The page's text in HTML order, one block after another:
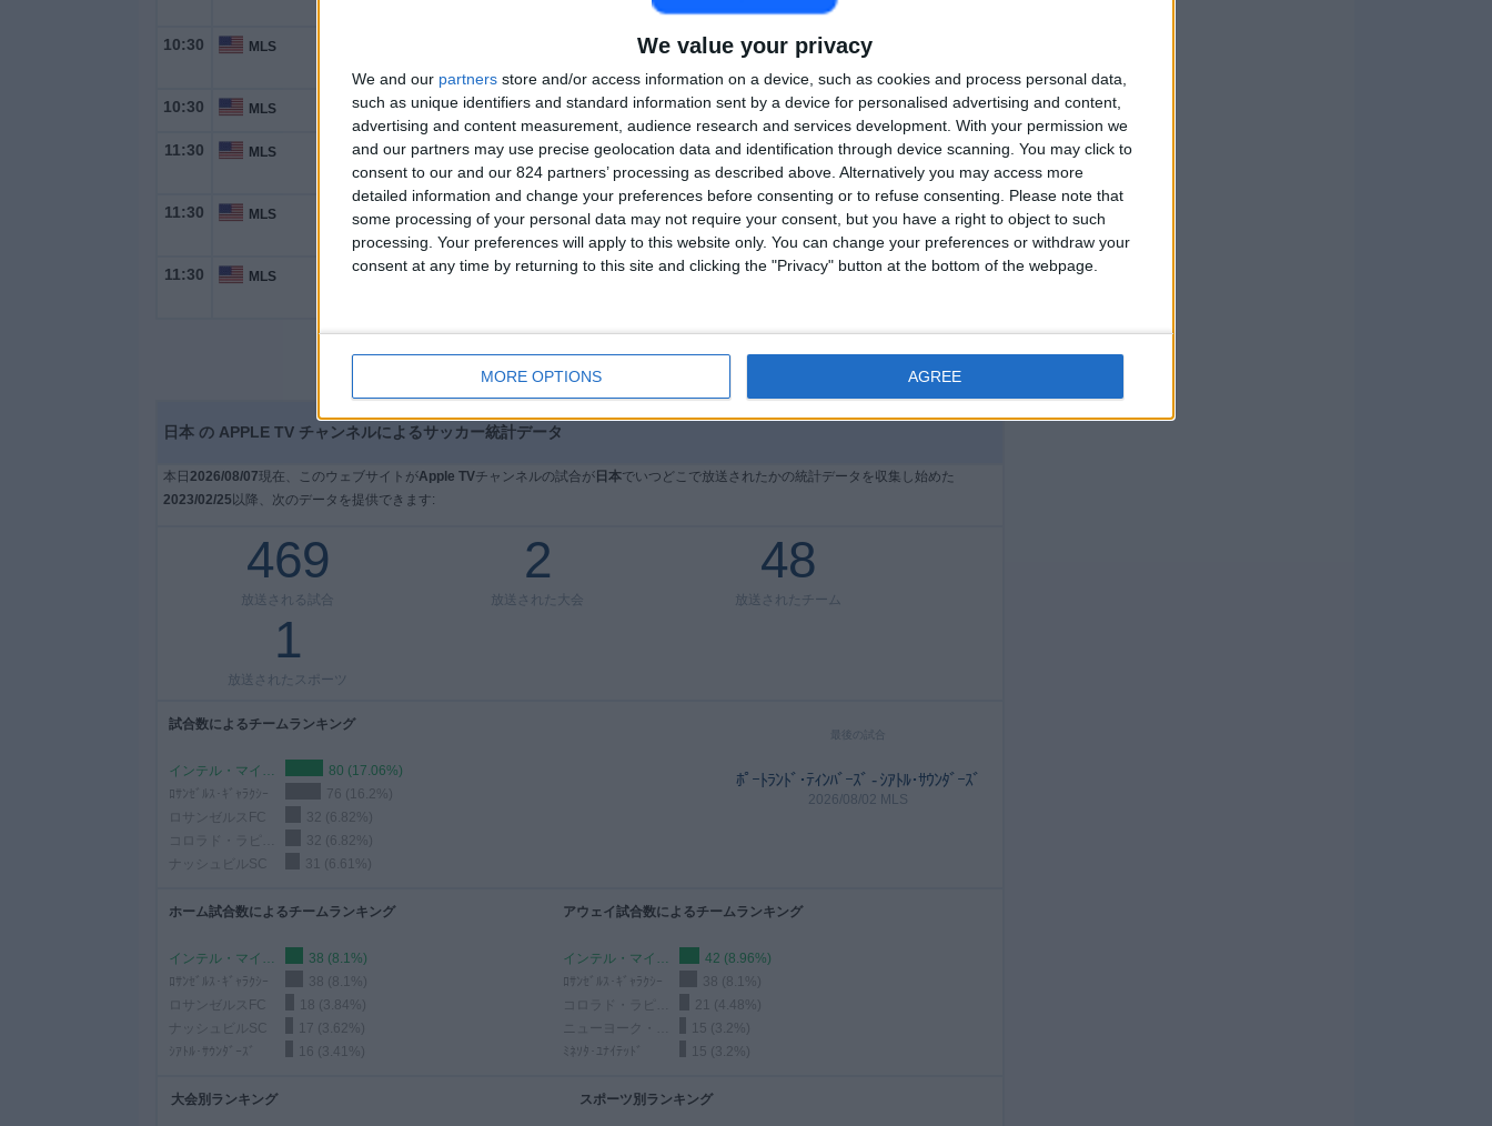
We value your privacy
We and our partners store and/or access information on a device, such as cookies and process personal data,
such as unique identifiers and standard information sent by a device for personalised advertising and content,
advertising and content measurement, audience research and services development. With your permission we
and our partners may use precise geolocation data and identification through device scanning. You may click to
consent to our and our 824 partners’ processing as described above. Alternatively you may access more
detailed information and change your preferences before consenting or to refuse consenting.
Please note that
some processing of your personal data may not require your consent, but you have a right to object to such
processing. Your preferences will apply to this website only. You can change your preferences or withdraw your
consent at any time by returning to this site and clicking the "Privacy" button at the bottom of the webpage.
MORE OPTIONS AGREE
10:30 MLS
コロラド・ラピッズ
ロサンゼルスFC
10:30 MLS レアル・ソルトレイク FCダラス
Apple
TV
11:30 MLS
ﾛｻﾝｾﾞﾙｽ･ｷﾞｬﾗｸｼｰ
ｻﾝﾉｾﾞ･ｱｰｽｸｴｲｸｽ
Apple
11:30 MLS
ﾎﾟｰﾄﾗﾝﾄﾞ･ﾃｨﾝﾊﾞｰｽﾞ
サンディエゴFC
TV
11:30 MLS
Apple
日本 の APPLE TV チャンネルによるサッカー統計データ
本日 2026/08/07現在、このウェブサイトがApple TVチャンネルの試合が日本でいつどこで放送されたかの統計データを収集し始めた
2023/02/25 以降、次のデータを提供できます:
469
放送される試合
2
放送された大会
48
放送されたチーム
1
放送されたスポーツ
試合数によるチームランキング
インテル・マイアミ
80 (17.06%)
ﾛｻﾝｾﾞﾙｽ･ｷﾞｬﾗｸｼｰ
76 (16.2%)
ロサンゼルスFC
32 (6.82%)
32 (6.82%)
ナッシュビルSC
31 (6.61%)
最後の試合
ﾎﾟｰﾄﾗﾝﾄﾞ･ﾃｨﾝﾊﾞｰｽﾞ - ｼｱﾄﾙ･ｻｳﾝﾀﾞｰｽﾞ
2026/08/02 MLS
ホーム試合数によるチームランキング
インテル・マイアミ
38 (8.1%)
ﾛｻﾝｾﾞﾙｽ･ｷﾞｬﾗｸｼｰ
38 (8.1%)
ロサンゼルスFC
18 (3.84%)
ナッシュビルSC
17 (3.62%)
ｼｱﾄﾙ･ｻｳﾝﾀﾞｰｽﾞ
16 (3.41%)
アウェイ試合数によるチームランキング
インテル・マイアミ
42 (8.96%)
ﾛｻﾝｾﾞﾙｽ･ｷﾞｬﾗｸｼｰ
38 (8.1%)
21 (4.48%)
15 (3.2%)
ﾐﾈｿﾀ･ﾕﾅｲﾃｯﾄﾞ
15 (3.2%)
大会別ランキング スポーツ別ランキング